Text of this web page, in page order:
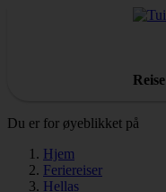
Reise
Du er for øyeblikket på
Hjem
Feriereiser
Hellas